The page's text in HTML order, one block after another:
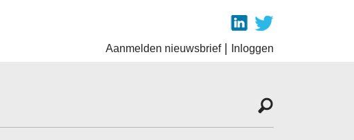
Aanmelden nieuwsbrief| Inloggen